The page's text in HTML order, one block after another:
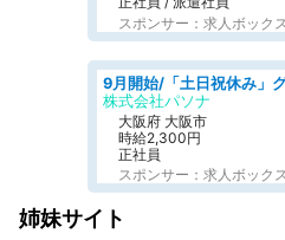
スポンサー：求人ボックス
株式会社パソナ
大阪府 大阪市
時給2,300円
正社員
スポンサー：求人ボック
姉妹サイト